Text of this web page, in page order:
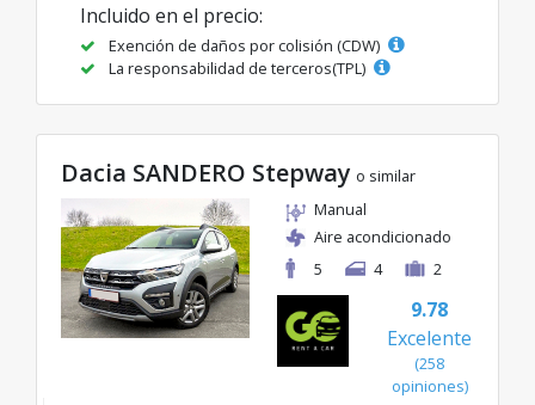
Incluido en el precio:
Exención de daños por colisión (CDW)
La responsabilidad de terceros(TPL)
Dacia SANDERO Stepway o similar
Manual
Aire acondicionado
5
4 2
9.78
Excelente
(258
opiniones)